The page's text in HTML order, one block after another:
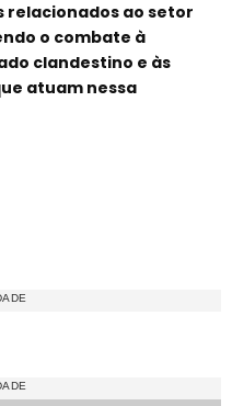
ao setor
o combate à
clandestino e às
atuam nessa